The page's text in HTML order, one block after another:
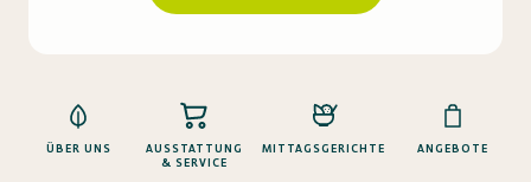
ÜBER UNS
AUSSTATTUNG
& SERVICE
MITTAGSGERICHTE ANGEBOTE